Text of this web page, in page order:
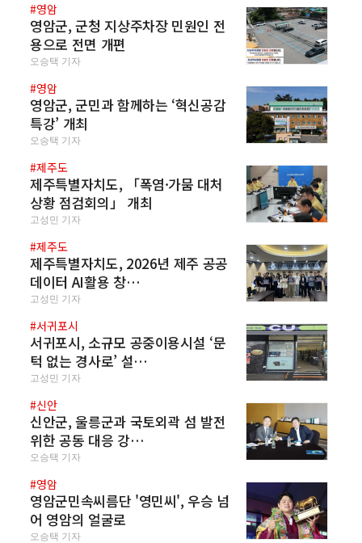
#영암
영암군, 군청 지상주차장 민원인 전
용으로 전면 개편
오승택 기자
#영암
영암군, 군민과 함께하는 ‘혁신공감
특강’ 개최
오승택 기자
#제주도
제주특별자치도, 「폭염·가뭄 대처
상황 점검회의」 개최
고성민 기자
#제주도
제주특별자치도, 2026년 제주 공공
데이터 AI활용 창…
고성민 기자
#서귀포시
서귀포시, 소규모 공중이용시설 ‘문
턱 없는 경사로’ 설…
고성민 기자
#신안
신안군, 울릉군과 국토외곽 섬 발전
위한 공동 대응 강…
오승택 기자
#영암
영암군민속씨름단 '영민씨', 우승 넘
어 영암의 얼굴로
오승택 기자